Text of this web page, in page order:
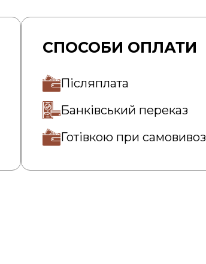
СПОСОБИ ОПЛАТИ
Післяплата
Банківський переказ
Готівкою при